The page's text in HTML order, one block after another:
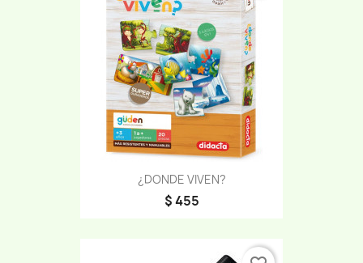
¿DONDE VIVEN?
$ 455